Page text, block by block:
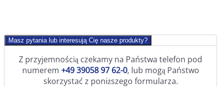
Masz pytania lub interesują Cię nasze produkty?
Z przyjemnością czekamy na Państwa telefon pod
numerem +49 39058 97 62-0, lub mogą Państwo
skorzystać z poniższego formularza.